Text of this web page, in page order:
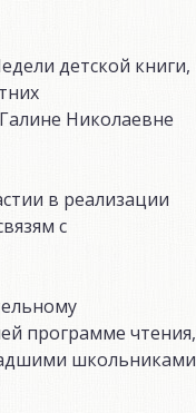
детской книги,
Николаевне
в реализации
с
программе чтения,
школьниками